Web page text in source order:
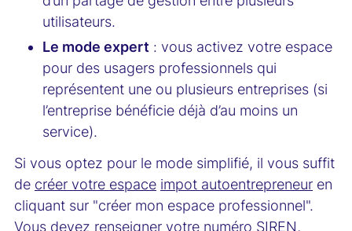
utilisateurs.
Le mode expert : vous activez votre espace
pour des usagers professionnels qui
représentent une ou plusieurs entreprises (si
l’entreprise bénéficie déjà d’au moins un
service).
Si vous optez pour le mode simplifié, il vous suffit
de créer votre espace impot autoentrepreneur en
cliquant sur "créer mon espace professionnel".
Vous devez renseigner votre numéro SIREN,